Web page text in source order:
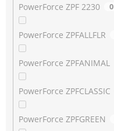
PowerForce ZPF 2230 0
PowerForce ZPFALLFLR
PowerForce ZPFANIMAL
PowerForce ZPFCLASSIC
PowerForce ZPFGREEN